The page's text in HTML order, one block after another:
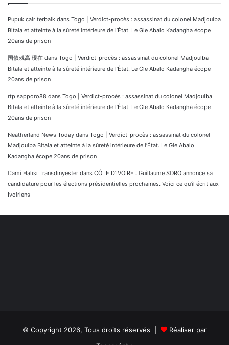
Pupuk cair terbaik dans Togo | Verdict-procès : assassinat du colonel Madjoulba
Bitala et atteinte à la sûreté intérieure de l’État. Le Gle Abalo Kadangha écope
20ans de prison
国債残高 現在 dans Togo | Verdict-procès : assassinat du colonel Madjoulba
Bitala et atteinte à la sûreté intérieure de l’État. Le Gle Abalo Kadangha écope
20ans de prison
rtp sapporo88 dans Togo | Verdict-procès : assassinat du colonel Madjoulba
Bitala et atteinte à la sûreté intérieure de l’État. Le Gle Abalo Kadangha écope
20ans de prison
Neatherland News Today dans Togo | Verdict-procès : assassinat du colonel
Madjoulba Bitala et atteinte à la sûreté intérieure de l’État. Le Gle Abalo
Kadangha écope 20ans de prison
Cami Halısı Transdinyester dans CÔTE D’IVOIRE : Guillaume SORO annonce sa
candidature pour les élections présidentielles prochaines. Voici ce qu’il écrit aux
Ivoiriens
© Copyright 2026, Tous droits réservés |
Réaliser par